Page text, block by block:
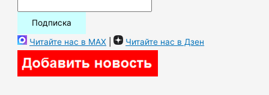
Читайте нас в MAX | Читайте нас в Дзен